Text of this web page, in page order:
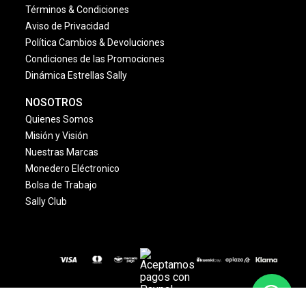
Términos & Condiciones
Aviso de Privacidad
Política Cambios & Devoluciones
Condiciones de las Promociones
Dinámica Estrellas Sally
NOSOTROS
Quienes Somos
Misión y Visión
Nuestras Marcas
Monedero Eléctronico
Bolsa de Trabajo
Sally Club